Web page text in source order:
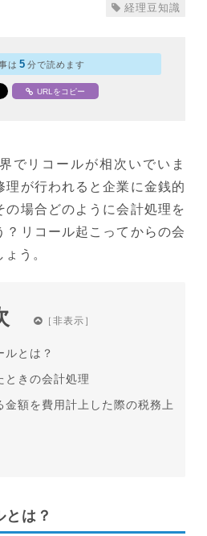
経理豆知識
は 5 分で読めます
URLをコピー
でリコールが相次いでいま
理が行われると企業に金銭的
の場合どのように会計処理を
？リコール起こってからの会
う。
ルとは？
ときの会計処理
金額を費用計上した際の税務上
とは？